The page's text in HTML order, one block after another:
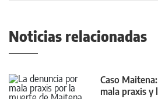
Noticias relacionadas
Caso
mala praxis y